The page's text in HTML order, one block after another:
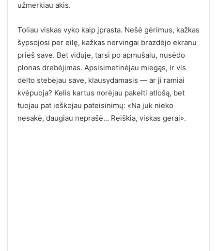
užmerkiau akis.
Toliau viskas vyko kaip įprasta. Nešė gėrimus, kažkas
šypsojosi per eilę, kažkas nervingai brazdėjo ekranu
prieš save. Bet viduje, tarsi po apmušalu, nusėdo
plonas drebėjimas. Apsisimetinėjau miegąs, ir vis
dėlto stebėjau save, klausydamasis — ar ji ramiai
kvėpuoja? Kelis kartus norėjau pakelti atlošą, bet
tuojau pat ieškojau pateisinimų: «Na juk nieko
nesakė, daugiau neprašė… Reiškia, viskas gerai».